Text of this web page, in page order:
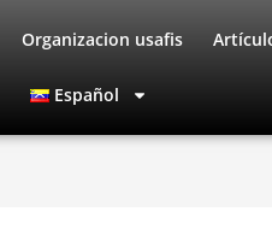
Organizacion usafis
Español